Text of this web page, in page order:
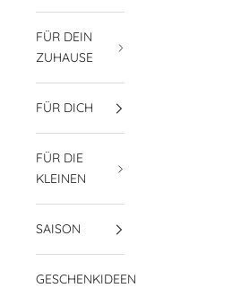
FÜR DEIN
ZUHAUSE
FÜR DICH
FÜR DIE
KLEINEN
SAISON
GESCHENKIDEEN